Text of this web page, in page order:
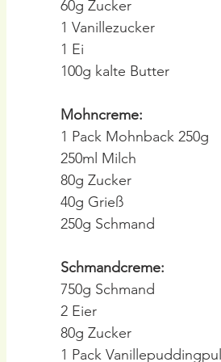
60g Zucker
1 Vanillezucker
1 Ei
100g kalte Butter
Mohncreme:
1 Pack Mohnback 250g
250ml Milch
80g Zucker
40g Grieß
250g Schmand
Schmandcreme:
750g Schmand
2 Eier
80g Zucker
1 Pack